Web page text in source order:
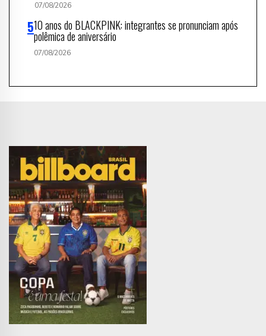
07/08/2026
10 anos do BLACKPINK: integrantes se pronunciam após
polêmica de aniversário
07/08/2026